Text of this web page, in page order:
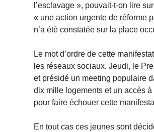
l’esclavage », pouvait-t-on lire
« une action urgente de réforme
n’a été constatée sur la place
Le mot d’ordre de cette
les réseaux sociaux. Jeudi, le
et présidé un meeting populaire
dix mille logements et un accès
pour faire échouer cette
En tout cas ces jeunes sont